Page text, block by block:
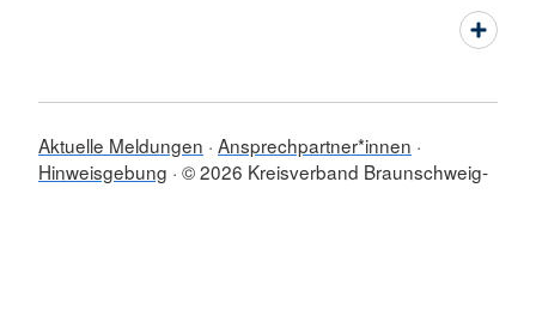
Aktuelle Meldungen Ansprechpartner*innen
Hinweisgebung © 2026 Kreisverband Braunschweig-